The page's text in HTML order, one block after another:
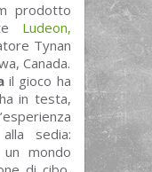
prodotto
Ludeon,
Tynan
Canada.
il gioco ha
in testa,
sedia:
mondo